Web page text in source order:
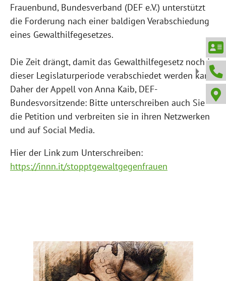
Frauenbund, Bundesverband (DEF e.V.) unterstützt
die Forderung nach einer baldigen Verabschiedung
eines Gewalthilfegesetzes.
Die Zeit drängt, damit das Gewalthilfegesetz noch in
dieser Legislaturperiode verabschiedet werden kann.
Daher der Appell von Anna Kaib, DEF-
Bundesvorsitzende: Bitte unterschreiben auch Sie
die Petition und verbreiten sie in ihren Netzwerken
und auf Social Media.
Hier der Link zum Unterschreiben:
https://innn.it/stopptgewaltgegenfrauen